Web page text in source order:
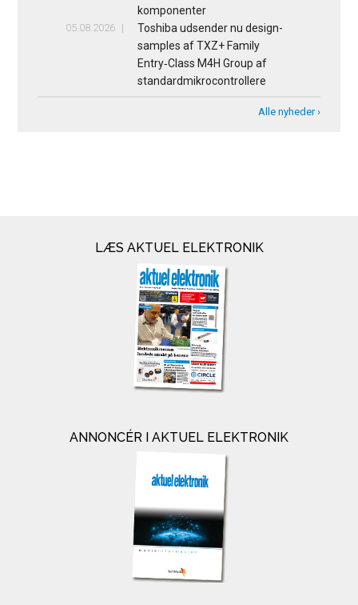
komponenter
05.08.2026
Toshiba udsender nu design-
samples af TXZ+ Family
Entry‑Class M4H Group af
standardmikrocontrollere
Alle nyheder ›
LÆS AKTUEL ELEKTRONIK
ANNONCÉR I AKTUEL ELEKTRONIK